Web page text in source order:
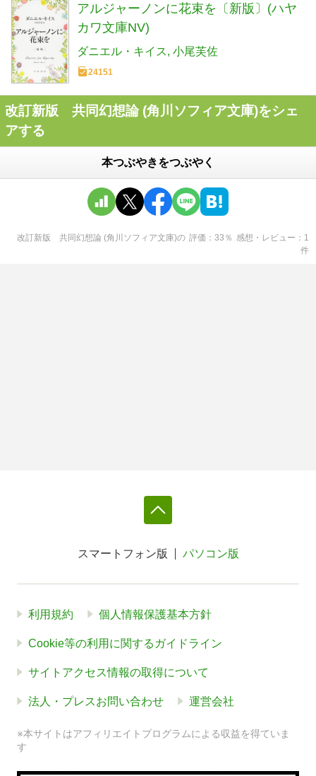
アルジャーノンに花束を〔新版〕(ハヤ
カワ文庫NV)
ダニエル・キイス 小尾芙佐
24151
改訂新版 共同幻想論 (角川ソフィア文庫)をシェ
アする
本つぶやきをつぶやく
改訂新版 共同幻想論 (角川ソフィア文庫)の 評価 33 ％ 感想・レビュー
1
件
スマートフォン版 パソコン版
利用規約 個人情報保護基本方針
Cookie等の利用に関するガイドライン
サイトアクセス情報の取得について
法人・プレスお問い合わせ 運営会社
※本サイトはアフィリエイトプログラムによる収益を得ていま
す